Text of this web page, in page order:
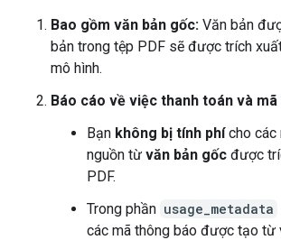
Bao gồm văn bản gốc: Văn bản
bản trong tệp PDF sẽ được trích
mô hình.
Báo cáo về việc thanh toán và
Bạn không bị tính phícho các
nguồn từ văn bản gốc được
PDF.
Trong phần usage_metadata
các mã thông báo được tạo từ